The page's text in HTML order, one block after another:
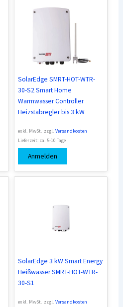
SolarEdge SMRT-HOT-WTR-
30-S2 Smart Home
Warmwasser Controller
Heizstabregler bis 3 kW
exkl. MwSt. zzgl. Versandkosten
Lieferzeit: ca. 5-10 Tage
Anmelden
SolarEdge 3 kW Smart Energy
Heißwasser SMRT-HOT-WTR-
30-S1
exkl. MwSt. zzgl. Versandkosten